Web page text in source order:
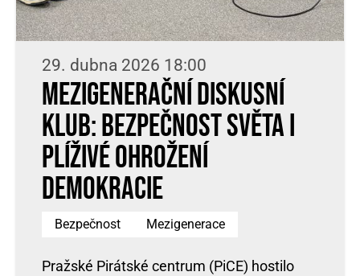
29. dubna 2026 18:00
Mezigenerační diskusní
klub: Bezpečnost světa i
plíživé ohrožení
demokracie
Bezpečnost Mezigenerace
Pražské Pirátské centrum (PiCE) hostilo